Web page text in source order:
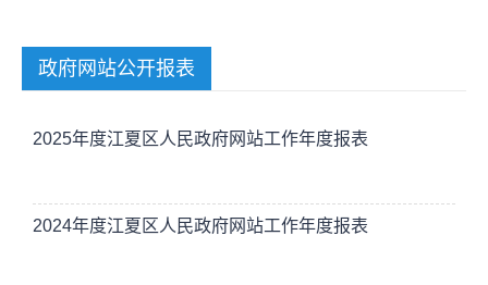
政府网站公开报表
2025年度江夏区人民政府网站工作年度报表
2024年度江夏区人民政府网站工作年度报表